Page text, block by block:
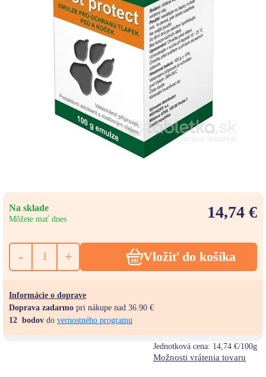
Na sklade
Môžete mať dnes 14,74 €
- + Vložiť do košíka
Informácie o doprave
Doprava zadarmo pri nákupe nad 36.90 €
12 bodov do vernostného programu
Jednotková cena: 14,74 €/100g
Možnosti vrátenia tovaru